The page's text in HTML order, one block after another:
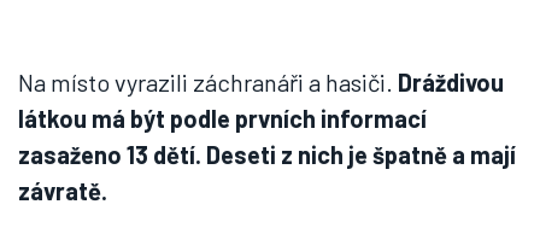
Na místo vyrazili záchranáři a hasiči. Dráždivou
látkou má být podle prvních informací
zasaženo 13 dětí. Deseti z nich je špatně a mají
závratě.